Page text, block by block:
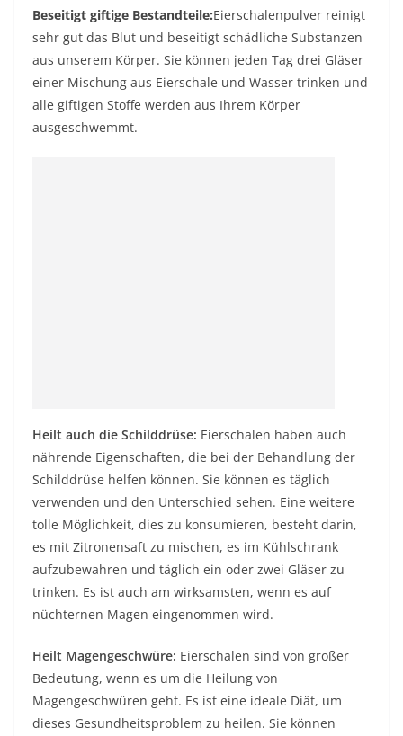
Beseitigt giftige Bestandteile:Eierschalenpulver reinigt
sehr gut das Blut und beseitigt schädliche Substanzen
aus unserem Körper. Sie können jeden Tag drei Gläser
einer Mischung aus Eierschale und Wasser trinken und
alle giftigen Stoffe werden aus Ihrem Körper
ausgeschwemmt.
Heilt auch die Schilddrüse: Eierschalen haben auch
nährende Eigenschaften, die bei der Behandlung der
Schilddrüse helfen können. Sie können es täglich
verwenden und den Unterschied sehen. Eine weitere
tolle Möglichkeit, dies zu konsumieren, besteht darin,
es mit Zitronensaft zu mischen, es im Kühlschrank
aufzubewahren und täglich ein oder zwei Gläser zu
trinken. Es ist auch am wirksamsten, wenn es auf
nüchternen Magen eingenommen wird.
Heilt Magengeschwüre: Eierschalen sind von großer
Bedeutung, wenn es um die Heilung von
Magengeschwüren geht. Es ist eine ideale Diät, um
dieses Gesundheitsproblem zu heilen. Sie können